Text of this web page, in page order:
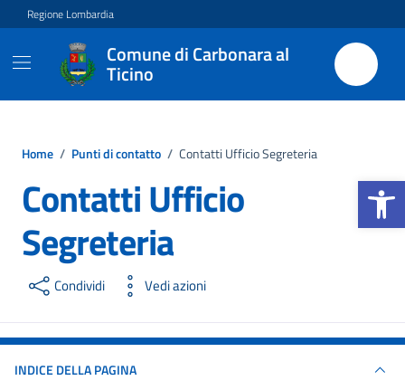
Vai ai contenuti
Vai al footer
Regione Lombardia
Comune di Carbonara al
Ticino
Home / Punti di contatto / Contatti Ufficio Segreteria
Contatti Ufficio
Segreteria
Condividi Vedi azioni
INDICE DELLA PAGINA
Apri la